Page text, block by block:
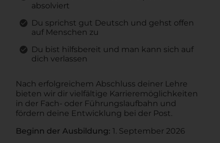
absolviert
Du sprichst gut Deutsch und gehst offen
auf Menschen zu
Du bist hilfsbereit und man kann sich auf
dich verlassen
Nach erfolgreichem Abschluss deiner Lehre
bieten wir dir vielfältige Karrieremöglichkeiten
in der Fach- oder Führungslaufbahn und
fördern deine Entwicklung bei der Post.
Beginn der Ausbildung: 1. September 2026